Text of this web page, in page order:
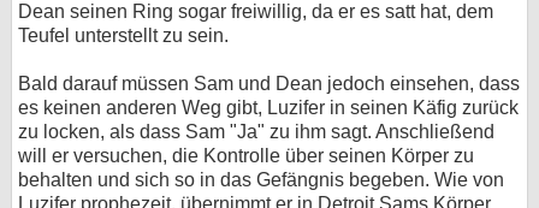
Dean seinen Ring sogar freiwillig, da er es satt hat, dem
Teufel unterstellt zu sein.
Bald darauf müssen Sam und Dean jedoch einsehen, dass
es keinen anderen Weg gibt, Luzifer in seinen Käfig zurück
zu locken, als dass Sam "Ja" zu ihm sagt. Anschließend
will er versuchen, die Kontrolle über seinen Körper zu
behalten und sich so in das Gefängnis begeben. Wie von
Luzifer prophezeit, übernimmt er in Detroit Sams Körper